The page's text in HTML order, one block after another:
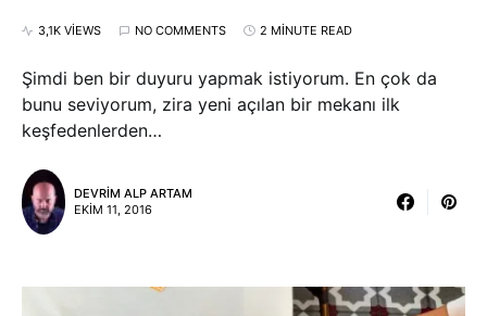
3,1K VIEWS NO COMMENTS 2 MINUTE READ
Şimdi ben bir duyuru yapmak istiyorum. En çok da
bunu seviyorum, zira yeni açılan bir mekanı ilk
keşfedenlerden…
DEVRIM ALP ARTAM
EKIM 11, 2016